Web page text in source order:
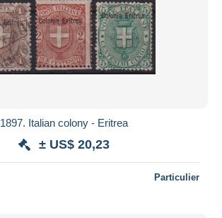
1897. Italian colony - Eritrea
± US$ 20,23
Particulier